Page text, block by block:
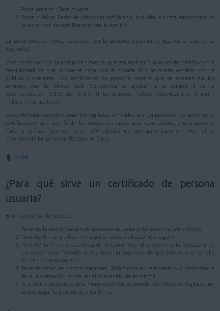
Parte privada: Clave privada.
Parte pública: Resto de datos del certificado, incluida la firma electrónica de
la autoridad de certificación que lo emitió.
La parte privada nunca es cedida por la persona propietaria. Esta es la base de la
seguridad.
Características: con la pareja de claves se pueden realizar funciones de cifrado con la
peculiaridad de que lo que se cifra con la privada sólo se puede verificar con la
pública y viceversa. Los certificados de persona usuaria que se utilizan en los
servicios que te ofrece Sede Electrónica se ajustan a la versión 3 de la
recomendación X.509 del ITU-T (International Telecommunications Union -
Telecommunication).
Los certificados son documentos digitales, emitidos por un prestador de servicios de
certificación, que dan fe de la vinculación entre una clave pública y una persona
física o jurídica. Son como un DNI electrónico que garantizan en Internet la
identidad de las personas físicas o jurídicas.
Arriba
¿Para qué sirve un certificado de persona
usuaria?
Es un conjunto de datos de:
Permite la identificación de personas usuarias ante servicios telemáticos.
Permite firmar y cifrar mensajes de correo electrónico seguro.
Permite la firma electrónica de documentos. El receptor o la receptora de
un documento firmado puede tener la seguridad de que éste es el original y
no ha sido manipulado.
Permite cifrar las comunicaciones. Solamente el destinatario o destinataria
de la información podrá ver el contenido de la misma.
El autor o autora de una firma electrónica usando Certificados Digitales no
podrá negar la autoría de esta firma.